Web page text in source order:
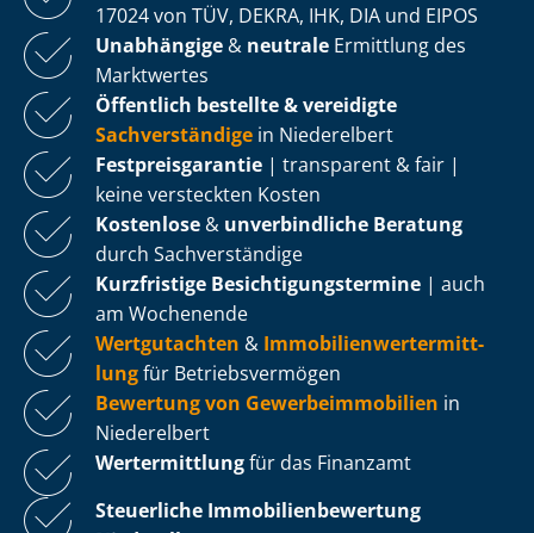
17024 von TÜV, DEKRA, IHK, DIA und EIPOS
Unabhängige & neutrale Ermittlung des
Marktwertes
Öffentlich bestellte & vereidigte
Sachverständige in Niederelbert
Fest­preis­ga­ran­tie | transparent & fair |
keine versteckten Kosten
Kostenlose & unverbindliche Beratung
durch Sachverständige
Kurzfristige Be­sich­ti­gungs­ter­mi­ne | auch
am Wochenende
Wertgutachten & Im­mo­bi­li­en­wert­ermitt­
lungfür Be­triebs­ver­mö­gen
Bewertung von Ge­wer­be­im­mo­bi­li­en in
Niederelbert
Wertermittlungfür das Finanzamt
Steuerliche Im­mo­bi­li­en­be­wer­tung